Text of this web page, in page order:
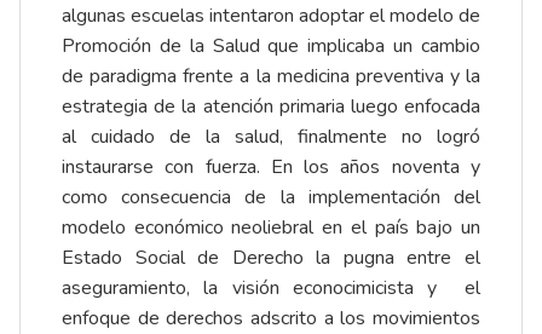
algunas escuelas intentaron adoptar el modelo de
Promoción de la Salud que implicaba un cambio
de paradigma frente a la medicina preventiva y la
estrategia de la atención primaria luego enfocada
al cuidado de la salud, finalmente no logró
instaurarse con fuerza. En los años noventa y
como consecuencia de la implementación del
modelo económico neoliebral en el país bajo un
Estado Social de Derecho la pugna entre el
aseguramiento, la visión econocimicista y el
enfoque de derechos adscrito a los movimientos